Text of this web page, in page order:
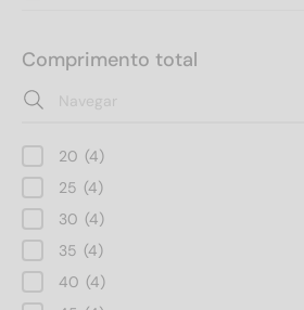
Comprimento total
20 (4)
25 (4)
30 (4)
35 (4)
40 (4)